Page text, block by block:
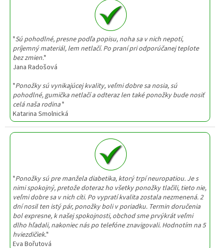
"Sú pohodlné, presne podľa popisu, noha sa v nich nepotí,
príjemný materiál, lem netlačí. Po praní pri odporúčanej teplote
bez zmien."
Jana Radošová
"Ponožky sú vynikajúcej kvality, veľmi dobre sa nosia, sú
pohodlné, gumička netlačí a odteraz len také ponožky bude nosiť
celá naša rodina"
Katarina Smolnická
"Ponožky sú pre manžela diabetika, ktorý trpí neuropatiou. Je s
nimi spokojný, pretože doteraz ho všetky ponožky tlačili, tieto nie,
veľmi dobre sa v nich cíti. Po vypratí kvalita zostala nezmenená. 2
dní nosil ten istý pár, ponožky boli v poriadku. Termin doručenia
bol expresne, k našej spokojnosti, obchod sme prvýkrát veľmi
dlho hľadali, nakoniec nás po telefóne znavigovali. Hodnotím na 5
hviezdičiek."
Eva Bořutová